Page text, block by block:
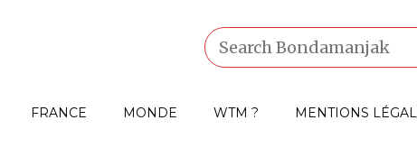
FRANCE MONDE WTM ? MENTIONS